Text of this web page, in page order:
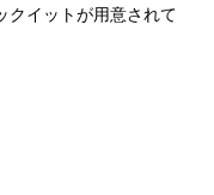
クイットが用意されて